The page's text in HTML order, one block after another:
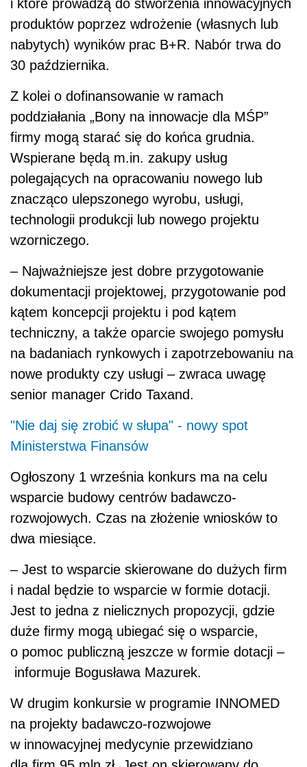
i które prowadzą do stworzenia innowacyjnych
produktów poprzez wdrożenie (własnych lub
nabytych) wyników prac B+R. Nabór trwa do
30 października.
Z kolei o dofinansowanie w ramach
poddziałania „Bony na innowacje dla MŚP”
firmy mogą starać się do końca grudnia.
Wspierane będą m.in. zakupy usług
polegających na opracowaniu nowego lub
znacząco ulepszonego wyrobu, usługi,
technologii produkcji lub nowego projektu
wzorniczego.
– Najważniejsze jest dobre przygotowanie
dokumentacji projektowej, przygotowanie pod
kątem koncepcji projektu i pod kątem
techniczny, a także oparcie swojego pomysłu
na badaniach rynkowych i zapotrzebowaniu na
nowe produkty czy usługi – zwraca uwagę
senior manager Crido Taxand.
"Nie daj się zrobić w słupa" - nowy spot
Ministerstwa Finansów
Ogłoszony 1 września konkurs ma na celu
wsparcie budowy centrów badawczo-
rozwojowych. Czas na złożenie wniosków to
dwa miesiące.
– Jest to wsparcie skierowane do dużych firm
i nadal będzie to wsparcie w formie dotacji.
Jest to jedna z nielicznych propozycji, gdzie
duże firmy mogą ubiegać się o wsparcie,
o pomoc publiczną jeszcze w formie dotacji –
informuje Bogusława Mazurek.
W drugim konkursie w programie INNOMED
na projekty badawczo-rozwojowe
w innowacyjnej medycynie przewidziano